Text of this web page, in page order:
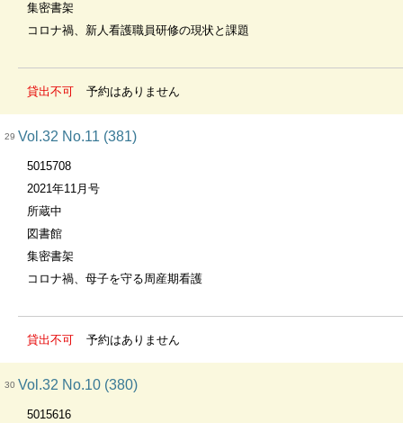
集密書架
コロナ禍、新人看護職員研修の現状と課題
貸出不可 予約はありません
29 Vol.32 No.11 (381)
5015708
2021年11月号
所蔵中
図書館
集密書架
コロナ禍、母子を守る周産期看護
貸出不可 予約はありません
30 Vol.32 No.10 (380)
5015616